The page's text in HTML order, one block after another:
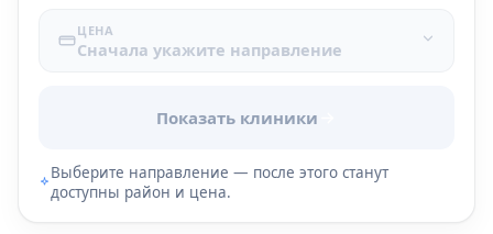
ЦЕНА
Сначала укажите направление
Показать клиники
Выберите направление — после этого станут
доступны район и цена.